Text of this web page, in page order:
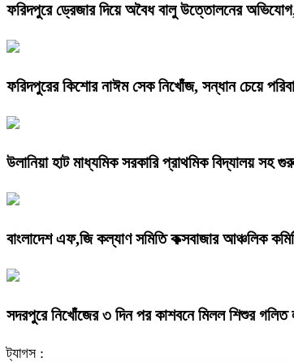
ফরিদপুরে ড্রেজার দিয়ে অবৈধ বালু উত্তোলনের
ফরিদপুরের কিশোর নাঈম সেক নিখোঁজ, সন্ধান চেয়ে
উলানিয়া হাট মাধ্যমিক সরকারি প্রাথমিক বিদ্যালয় সহ
বাংলাদেশ এফ,জি কল্যাণ সমিতি কক্সবাজার আঞ্চলিক
সদরপুরে নিখোঁজের ৩ দিন পর কাশবনে মিলল শিশুর গলিত
ট্যাগস :